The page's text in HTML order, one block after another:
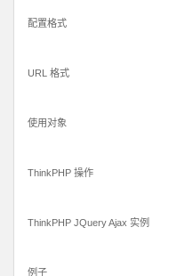
配置格式
URL 格式
使用对象
ThinkPHP 操作
ThinkPHP JQuery Ajax 实例
例子